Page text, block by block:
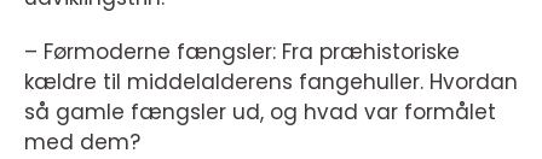
– Førmoderne fængsler: Fra præhistoriske
kældre til middelalderens fangehuller. Hvordan
så gamle fængsler ud, og hvad var formålet
med dem?